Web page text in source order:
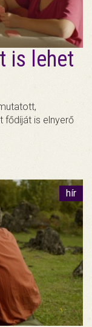
is lehet
fődíját is elnyerő
hír